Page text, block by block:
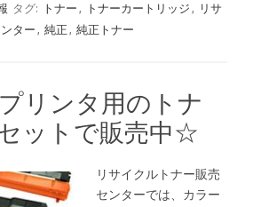
タグ: トナー , トナーカートリッジ ,
リサ
ター , 純正 , 純正トナー
リンタ用のトナ
ットで販売中☆
リサイクルトナー販売
センターでは、カラー